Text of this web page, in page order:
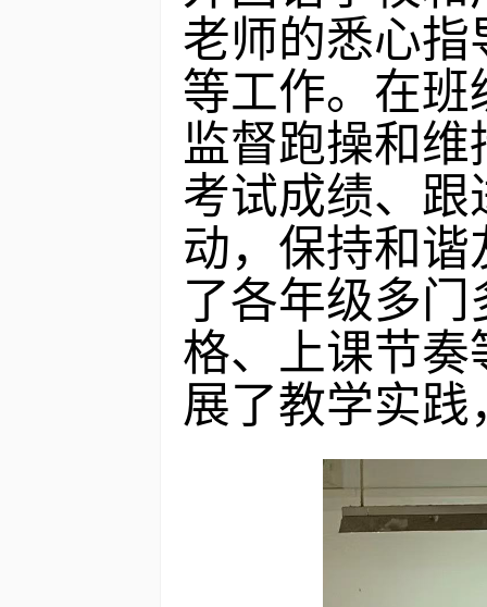
老师的悉心指
等工作。在班
监督跑操和
考试成绩、
动，保持和
了各年级多
格、上课节奏
展了教学实